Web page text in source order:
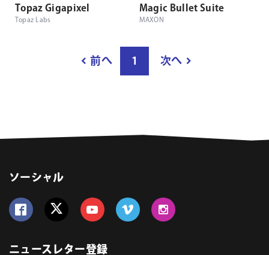
Topaz Gigapixel
Topaz Labs
Magic Bullet Suite
MAXON
数
前へ 1 次へ
ソーシャル
ニュースレター登録